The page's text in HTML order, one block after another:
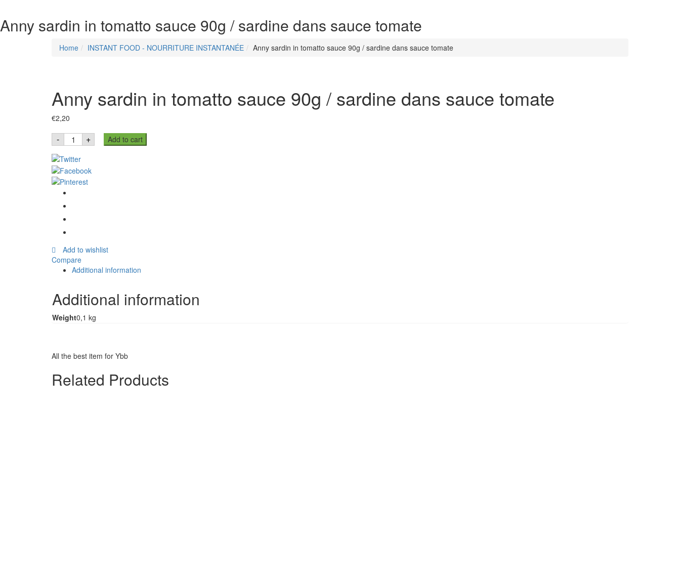
Anny sardin in tomatto sauce 90g / sardine dans sauce tomate
Home INSTANT FOOD - NOURRITURE INSTANTANÉE Anny sardin in tomatto sauce 90g / sardine dans sauce tomate
Anny sardin in tomatto sauce 90g / sardine dans sauce tomate
€2,20
- Anny
sardin
tomatto
sauce
90g
/
sardine
dans
tomate
+ Add to cart
Add to wishlist
Compare
Additional information
Additional information
Weight0,1 kg
All the best item for Ybb
Related Products